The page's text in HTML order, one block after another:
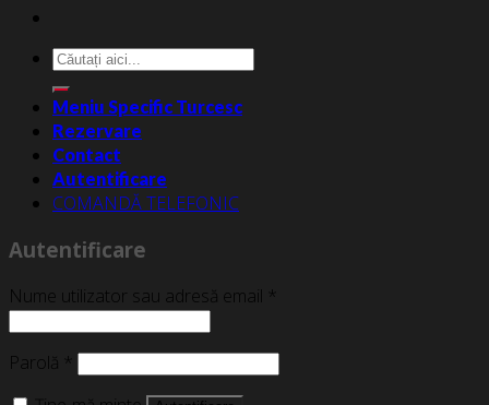
Caută
după:
Meniu Specific Turcesc
Rezervare
Contact
Autentificare
COMANDĂ TELEFONIC
Autentificare
Nume utilizator sau adresă email *
Parolă *